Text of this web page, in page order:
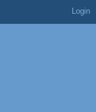
Login